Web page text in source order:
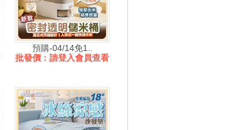
預購-04/14免1..
批發價：請登入會員查看